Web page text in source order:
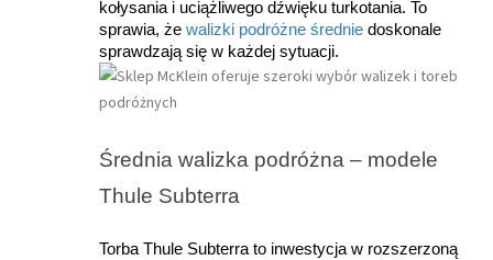
kołysania i uciążliwego dźwięku turkotania. To
sprawia, że walizki podróżne średnie doskonale
sprawdzają się w każdej sytuacji.
Średnia walizka podróżna – modele
Thule Subterra
Torba Thule Subterra to inwestycja w rozszerzoną